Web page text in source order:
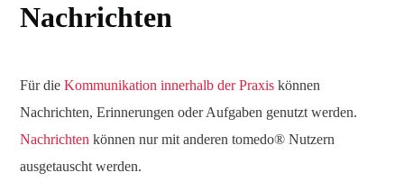
Nachrichten
Für die Kommunikation innerhalb der Praxis können
Nachrichten, Erinnerungen oder Aufgaben genutzt werden.
Nachrichten können nur mit anderen tomedo® Nutzern
ausgetauscht werden.